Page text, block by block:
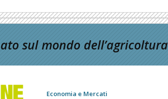
sul mondo dell’agricoltura
Economia e Mercati